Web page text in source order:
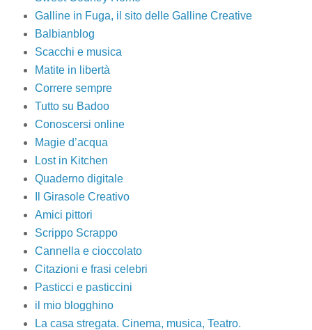
Galline in Fuga, il sito delle Galline Creative
Balbianblog
Scacchi e musica
Matite in libertà
Correre sempre
Tutto su Badoo
Conoscersi online
Magie d’acqua
Lost in Kitchen
Quaderno digitale
Il Girasole Creativo
Amici pittori
Scrippo Scrappo
Cannella e cioccolato
Citazioni e frasi celebri
Pasticci e pasticcini
il mio blogghino
La casa stregata. Cinema, musica, Teatro.